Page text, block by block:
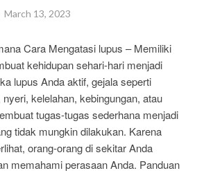
March 13, 2023
Cara Mengatasi lupus – Memiliki
kehidupan sehari-hari menjadi
lupus Anda aktif, gejala seperti
kelelahan, kebingungan, atau
tugas-tugas sederhana menjadi
tidak mungkin dilakukan. Karena
orang-orang di sekitar Anda
memahami perasaan Anda. Panduan